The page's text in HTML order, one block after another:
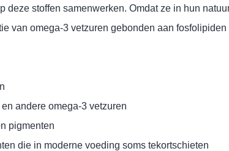
stoffen samenwerken. Omdat ze in hun
van omega-3 vetzuren gebonden aan
andere omega-3 vetzuren
pigmenten
die in moderne voeding soms tekortschieten